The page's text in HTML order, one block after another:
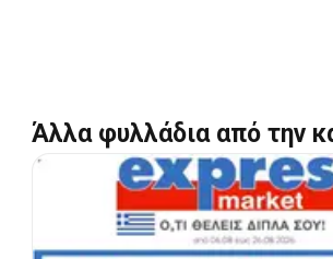
Άλλα φυλλάδια από την